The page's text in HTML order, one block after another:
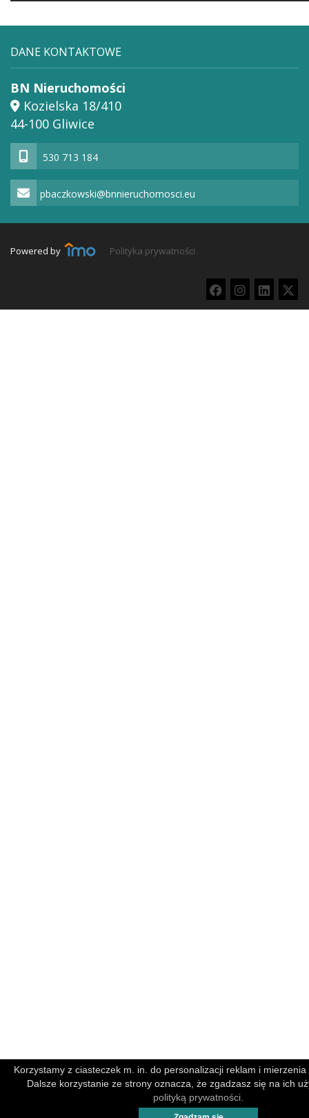
DANE KONTAKTOWE
BN Nieruchomości
Kozielska 18/410
44-100 Gliwice
530 713 184
pbaczkowski@bnnieruchomosci.eu
Powered by Polityka prywatności
Korzystamy z ciasteczek m. in. do personalizacji reklam i
Dalsze korzystanie ze strony oznacza, że zgadzasz się na ich
polityką prywatności.